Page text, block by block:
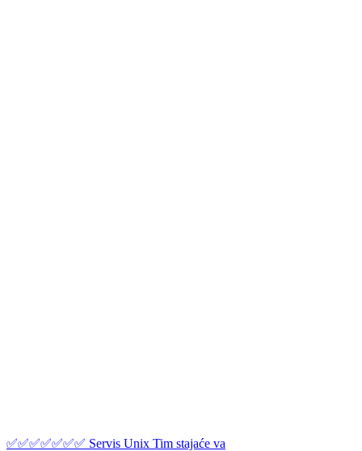
✅✅✅✅✅✅✅ Servis Unix Tim stajaće va